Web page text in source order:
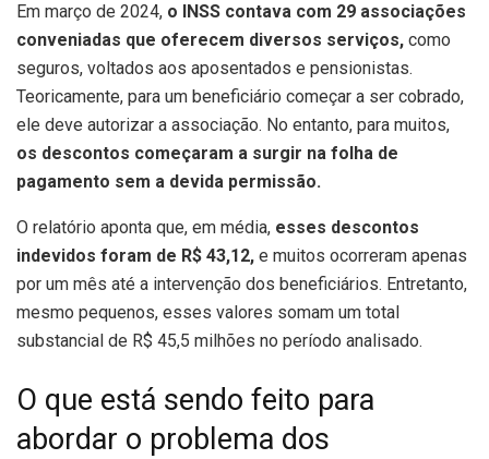
Em março de 2024, o INSS contava com 29 associações
conveniadas que oferecem diversos serviços, como
seguros, voltados aos aposentados e pensionistas.
Teoricamente, para um beneficiário começar a ser cobrado,
ele deve autorizar a associação. No entanto, para muitos,
os descontos começaram a surgir na folha de
pagamento sem a devida permissão.
O relatório aponta que, em média, esses descontos
indevidos foram de R$ 43,12, e muitos ocorreram apenas
por um mês até a intervenção dos beneficiários. Entretanto,
mesmo pequenos, esses valores somam um total
substancial de R$ 45,5 milhões no período analisado.
O que está sendo feito para
abordar o problema dos